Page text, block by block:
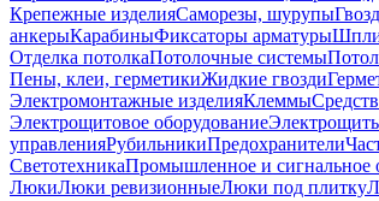
Крепежные изделияСаморезы, шурупы
анкерыКарабиныФиксаторы арматуры
Отделка потолкаПотолочные системы
Пены, клеи, герметикиЖидкие гвозди
Электромонтажные изделияКлеммы
Электрощитовое оборудование
управленияРубильникиПредохранители
СветотехникаПромышленное и сигнальное
ЛюкиЛюки ревизионныеЛюки под плитку